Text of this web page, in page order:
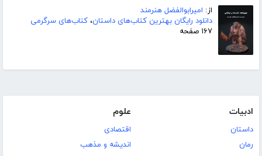
از: امیرابوالفضل هنرمند
دانلود رایگان بهترین کتاب‌های داستان، کتاب‌های سرگرمی
۱۶۷ صفحه
ادبیات
داستان
رمان
علوم
اقتصادی
اندیشه و مذهب